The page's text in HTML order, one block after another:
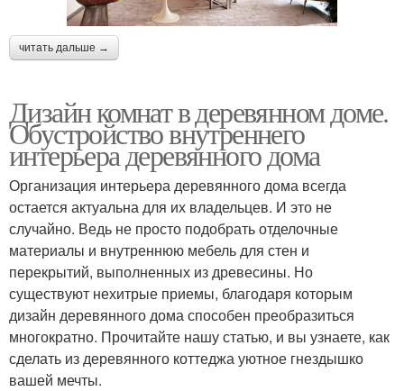
читать дальше →
Дизайн комнат в деревянном доме.
Обустройство внутреннего
интерьера деревянного дома
Организация интерьера деревянного дома всегда
остается актуальна для их владельцев. И это не
случайно. Ведь не просто подобрать отделочные
материалы и внутреннюю мебель для стен и
перекрытий, выполненных из древесины. Но
существуют нехитрые приемы, благодаря которым
дизайн деревянного дома способен преобразиться
многократно. Прочитайте нашу статью, и вы узнаете, как
сделать из деревянного коттеджа уютное гнездышко
вашей мечты.